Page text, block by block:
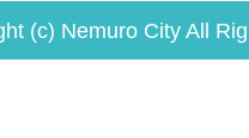
(c) Nemuro City All